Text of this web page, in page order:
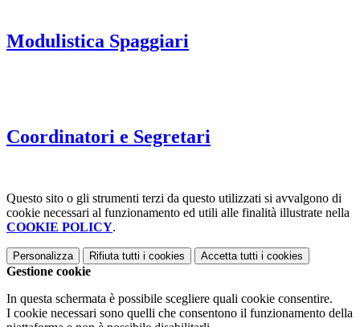
Modulistica Spaggiari
Coordinatori e Segretari
Questo sito o gli strumenti terzi da questo utilizzati si avvalgono di
cookie necessari al funzionamento ed utili alle finalità illustrate nella
COOKIE POLICY.
Personalizza Rifiuta tutti i cookies Accetta tutti i cookies
Gestione cookie
In questa schermata è possibile scegliere quali cookie consentire.
I cookie necessari sono quelli che consentono il funzionamento della